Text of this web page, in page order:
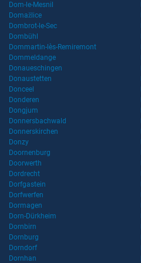
Dom-le-Mesnil
Domažlice
Dombrot-le-Sec
Dombühl
Dommartin-lès-Remiremont
Dommeldange
Donaueschingen
Donaustetten
Donceel
Donderen
Dongjum
Donnersbachwald
Donnerskirchen
Donzy
Doornenburg
Doorwerth
Dordrecht
Dorfgastein
Dorfwerfen
Dormagen
Dorn-Dürkheim
Dornbirn
Dornburg
Dorndorf
Dornhan